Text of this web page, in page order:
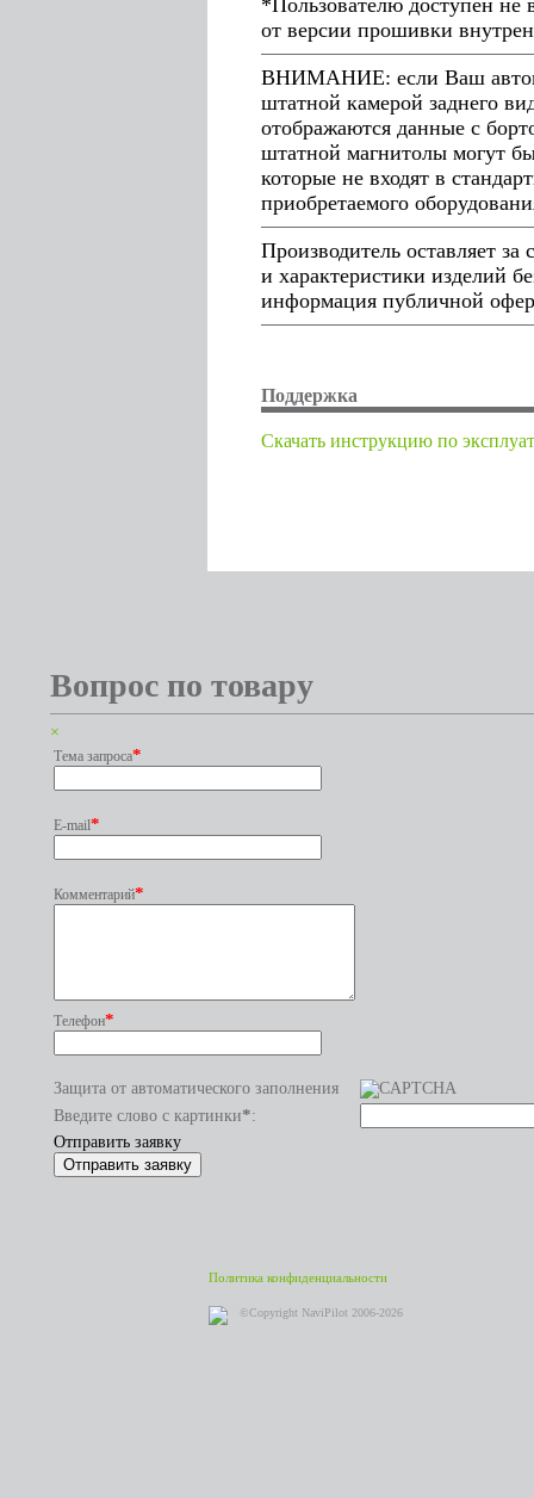
*Пользователю доступен не
от версии прошивки
ВНИМАНИЕ: если Ваш
штатной камерой заднего
отображаются данные с
штатной магнитолы могут
которые не входят в
приобретаемого
Производитель оставляет
и характеристики изделий
информация публичной
Поддержка
Cкачать инструкцию по
Вопрос по товару
×
Тема запроса*
E-mail*
Комментарий*
Телефон*
Защита от автоматического заполнения
Введите слово с картинки*:
Отправить заявку
Политика конфиденциальности
©Copyright NaviPilot 2006-2026